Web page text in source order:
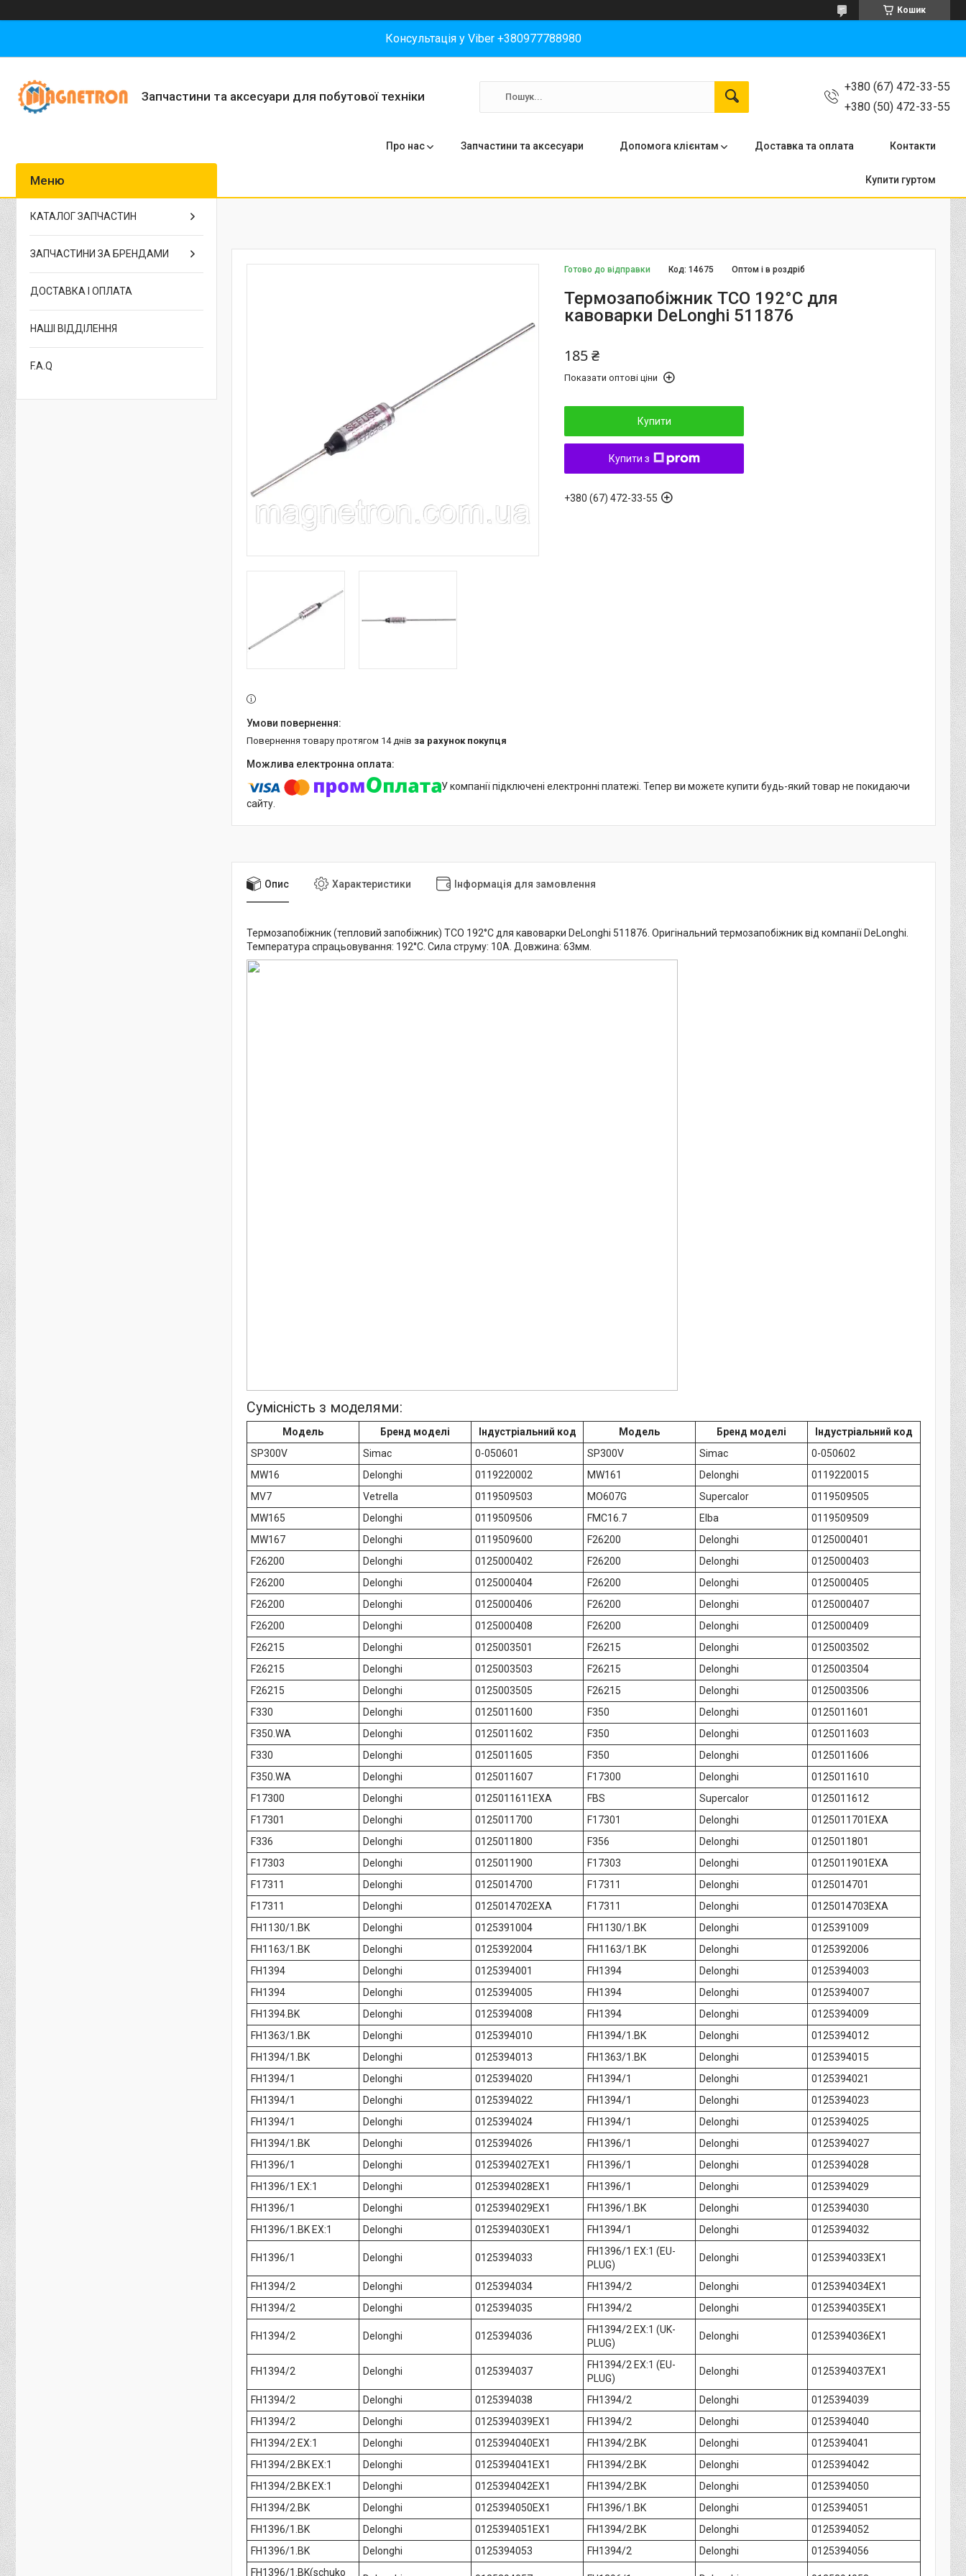
Кошик
Консультація у Viber +380977788980
Запчастини та аксесуари для побутової техніки
+380 (67) 472-33-55
+380 (50) 472-33-55
Про нас Запчастини та аксесуари Допомога клієнтам Доставка та оплата Контакти
Купити гуртом
Готово до відправки Оптом і в роздріб
Код:14675
Термозапобіжник TCO 192°C для
кавоварки DeLonghi 511876
185 ₴
Показати оптові ціни
Купити
Купити з
+380 (67) 472-33-55
повернення товару протягом 14 днів за рахунок покупця
У компанії підключені електронні платежі. Тепер ви можете купити будь-який товар не покидаючи
сайту.
Опис Характеристики Інформація для замовлення
Термозапобіжник (тепловий запобіжник) TCO 192°C для кавоварки DeLonghi 511876. Оригінальний термозапобіжник від компанії DeLonghi.
Температура спрацьовування: 192°C. Сила струму: 10А. Довжина: 63мм.
Сумісність з моделями:
Модель Бренд моделі Індустріальний код Модель Бренд моделі
Індустріальний код
SP300V
Simac 0-050601 SP300V Simac
0-050602
MW16
Delonghi 0119220002 MW161 Delonghi
0119220015
MV7
Vetrella 0119509503 MO607G Supercalor
0119509505
MW165
Delonghi 0119509506 FMC16.7 Elba
0119509509
MW167
Delonghi 0119509600 F26200 Delonghi
0125000401
F26200
Delonghi 0125000402 F26200 Delonghi
0125000403
F26200
Delonghi 0125000404 F26200 Delonghi
0125000405
F26200
Delonghi 0125000406 F26200 Delonghi
0125000407
F26200
Delonghi 0125000408 F26200 Delonghi
0125000409
F26215
Delonghi 0125003501 F26215 Delonghi
0125003502
F26215
Delonghi 0125003503 F26215 Delonghi
0125003504
F26215
Delonghi 0125003505 F26215 Delonghi
0125003506
F330
Delonghi 0125011600 F350 Delonghi
0125011601
F350.WA
Delonghi 0125011602 F350 Delonghi
0125011603
F330
Delonghi 0125011605 F350 Delonghi
0125011606
F350.WA
Delonghi 0125011607 F17300 Delonghi
0125011610
F17300
Delonghi 0125011611EXA FBS Supercalor
0125011612
F17301
Delonghi 0125011700 F17301 Delonghi
0125011701EXA
F336
Delonghi 0125011800 F356 Delonghi
0125011801
F17303
Delonghi 0125011900 F17303 Delonghi
0125011901EXA
F17311
Delonghi 0125014700 F17311 Delonghi
0125014701
F17311
Delonghi 0125014702EXA F17311 Delonghi
0125014703EXA
FH1130/1.BK
Delonghi 0125391004 FH1130/1.BK Delonghi
0125391009
FH1163/1.BK
Delonghi 0125392004 FH1163/1.BK Delonghi
0125392006
FH1394
Delonghi 0125394001 FH1394 Delonghi
0125394003
FH1394
Delonghi 0125394005 FH1394 Delonghi
0125394007
FH1394.BK
Delonghi 0125394008 FH1394 Delonghi
0125394009
FH1363/1.BK
Delonghi 0125394010 FH1394/1.BK Delonghi
0125394012
FH1394/1.BK
Delonghi 0125394013 FH1363/1.BK Delonghi
0125394015
FH1394/1
Delonghi 0125394020 FH1394/1 Delonghi
0125394021
FH1394/1
Delonghi 0125394022 FH1394/1 Delonghi
0125394023
FH1394/1
Delonghi 0125394024 FH1394/1 Delonghi
0125394025
FH1394/1.BK
Delonghi 0125394026 FH1396/1 Delonghi
0125394027
FH1396/1
Delonghi 0125394027EX1 FH1396/1 Delonghi
0125394028
FH1396/1 EX:1
Delonghi 0125394028EX1 FH1396/1 Delonghi
0125394029
FH1396/1
Delonghi 0125394029EX1 FH1396/1.BK Delonghi
0125394030
FH1396/1.BK EX:1
Delonghi 0125394030EX1 FH1394/1 Delonghi 0125394032
FH1396/1 Delonghi 0125394033
FH1396/1 EX:1 (EU-
PLUG)
Delonghi 0125394033EX1
FH1394/2 Delonghi 0125394034 FH1394/2 Delonghi
0125394034EX1
FH1394/2
Delonghi 0125394035 FH1394/2 Delonghi 0125394035EX1
FH1394/2 Delonghi 0125394036
FH1394/2 EX:1 (UK-
PLUG)
Delonghi 0125394036EX1
FH1394/2 Delonghi 0125394037
FH1394/2 EX:1 (EU-
PLUG)
Delonghi 0125394037EX1
FH1394/2 Delonghi 0125394038 FH1394/2 Delonghi
0125394039
FH1394/2
Delonghi 0125394039EX1 FH1394/2 Delonghi
0125394040
FH1394/2 EX:1
Delonghi 0125394040EX1 FH1394/2.BK Delonghi
0125394041
FH1394/2.BK EX:1
Delonghi 0125394041EX1 FH1394/2.BK Delonghi
0125394042
FH1394/2.BK EX:1
Delonghi 0125394042EX1 FH1394/2.BK Delonghi
0125394050
FH1394/2.BK
Delonghi 0125394050EX1 FH1396/1.BK Delonghi
0125394051
FH1396/1.BK
Delonghi 0125394051EX1 FH1394/2.BK Delonghi
0125394052
FH1396/1.BK
Delonghi 0125394053 FH1394/2 Delonghi
0125394056
FH1396/1.BK(schuko
КАТАЛОГ ЗАПЧАСТИН
ЗАПЧАСТИНИ ЗА БРЕНДАМИ
ДОСТАВКА І ОПЛАТА
НАШІ ВІДДІЛЕННЯ
F.A.Q